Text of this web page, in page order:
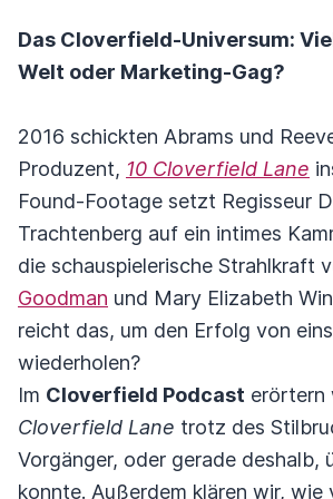
Das Cloverfield-Universum:
Welt oder Marketing-Gag?
2016 schickten Abrams und
Produzent, 10 Cloverfield Lane
Found-Footage setzt Regisseur
Trachtenberg auf ein intimes
die schauspielerische Strahlkraft
Goodman und Mary Elizabeth
reicht das, um den Erfolg von
wiederholen?
Im Cloverfield Podcast erörtern
Cloverfield Lane trotz des
Vorgänger, oder gerade deshalb,
konnte. Außerdem klären wir, wie